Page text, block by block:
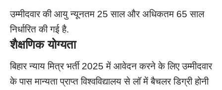
उम्मीदवार की आयु न्यूनतम 25 साल और अधिकतम 65 साल
निर्धारित की गई है.
शैक्षणिक योग्यता
बिहार न्याय मित्र भर्ती 2025 में आवेदन करने के लिए उम्मीदवार
के पास मान्यता प्राप्त विश्वविद्यालय से लॉ में बैचलर डिग्री होनी